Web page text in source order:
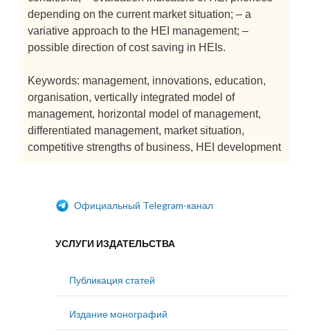
depending on the current market situation; – a
variative approach to the HEI management; –
possible direction of cost saving in HEIs.
Keywords: management, innovations, education,
organisation, vertically integrated model of
management, horizontal model of management,
differentiated management, market situation,
competitive strengths of business, HEI development
Официальный Telegram-канал
УСЛУГИ ИЗДАТЕЛЬСТВА
Публикация статей
Издание монографий